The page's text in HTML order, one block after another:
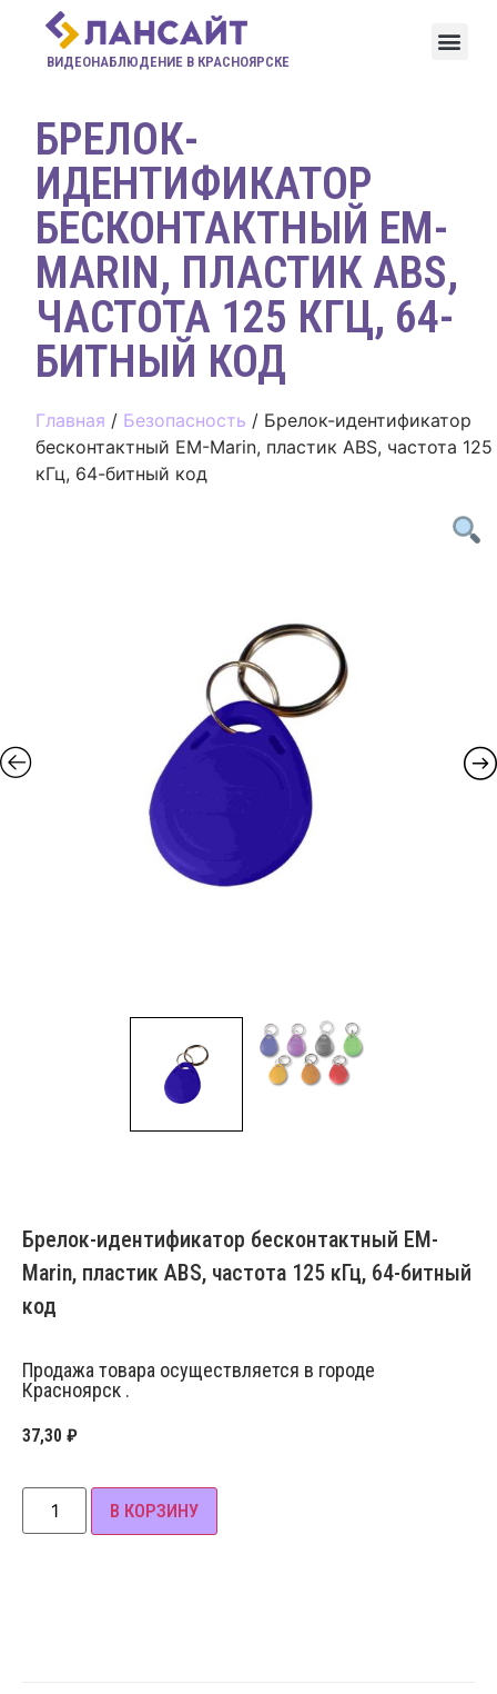
ВИДЕОНАБЛЮДЕНИЕ В КРАСНОЯРСКЕ
БРЕЛОК-
ИДЕНТИФИКАТОР
БЕСКОНТАКТНЫЙ EM-
MARIN, ПЛАСТИК ABS,
ЧАСТОТА 125 КГЦ, 64-
БИТНЫЙ КОД
Главная / Безопасность / Брелок-идентификатор
бесконтактный EM-Marin, пластик ABS, частота 125
кГц, 64-битный код
Брелок-идентификатор бесконтактный EM-
Marin, пластик ABS, частота 125 кГц, 64-битный
код
Продажа товара осуществляется в городе
Красноярск .
37,30 ₽
В КОРЗИНУ